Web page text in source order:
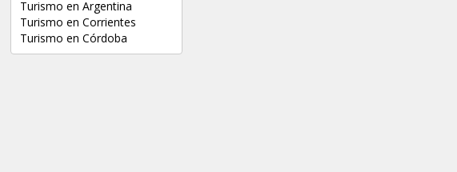
Turismo en Argentina
Turismo en Corrientes
Turismo en Córdoba